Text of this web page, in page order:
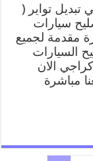
تبديل تواير (
سيارات
مقدمة لجميع
السيارات
الان
مباشرة